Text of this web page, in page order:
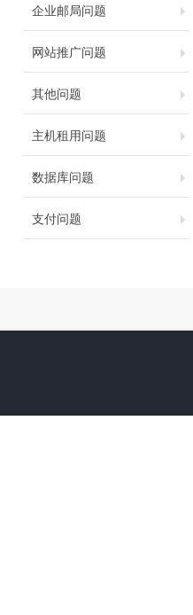
企业邮局问题
网站推广问题
其他问题
主机租用问题
数据库问题
支付问题